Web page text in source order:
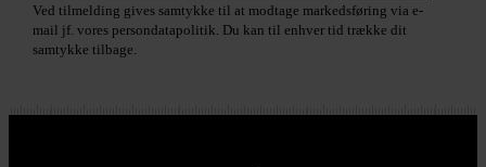
Ved tilmelding gives samtykke til at modtage markedsføring via e-
mail jf. vores persondatapolitik. Du kan til enhver tid trække dit
samtykke tilbage.